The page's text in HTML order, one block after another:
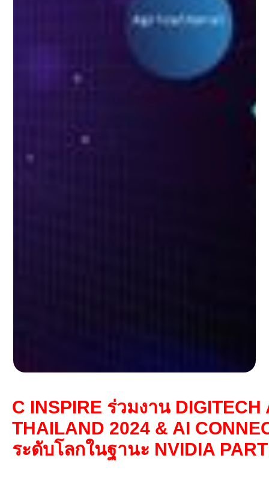
C INSPIRE ร่วมงาน DIGITECH
THAILAND 2024 & AI
ระดับโลกในฐานะ NVIDIA